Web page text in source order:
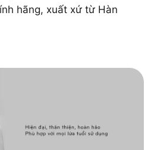
hãng, xuất xứ từ Hàn